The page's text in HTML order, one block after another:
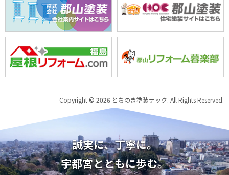
Copyright © 2026 とちのき塗装テック. All Rights Reserved.
誠実に、丁寧に。
宇都宮とともに歩む。